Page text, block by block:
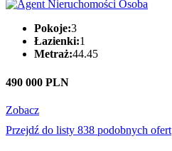
Pokoje:3
Łazienki:1
Metraż:44.45
490 000 PLN
Zobacz
Przejdź do listy 838 podobnych ofert